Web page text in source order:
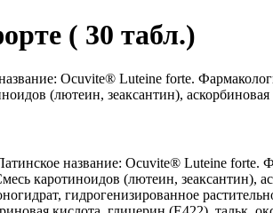
( 30 табл.)
Ocuvite® Luteine forte.
(лютеин, зеаксантин),
название: Ocuvite® Luteine
каротиноидов (лютеин, зеаксантин),
гидрогенизированное